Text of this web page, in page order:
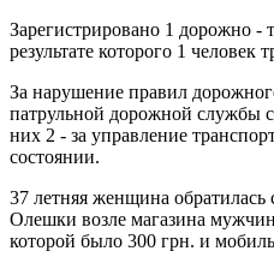
Зарегистрировано 1 дорожно -
результате которого 1 человек
За нарушение правил
патрульной дорожной службы
них 2 - за управление
состоянии.
37 летняя женщина обратилась
Олешки возле магазина
которой было 300 грн. и